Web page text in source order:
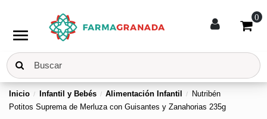
menu
0
Inicio Infantil y Bebés Alimentación Infantil
Nutribén
Potitos Suprema de Merluza con Guisantes y Zanahorias 235g